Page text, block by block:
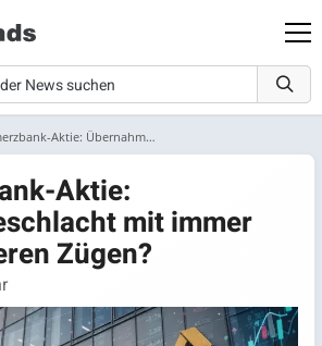
Commerzbank-Aktie: Übernahmeschlacht mit immer schmutzigeren Zügen?
Aktie:
mit immer
Zügen?